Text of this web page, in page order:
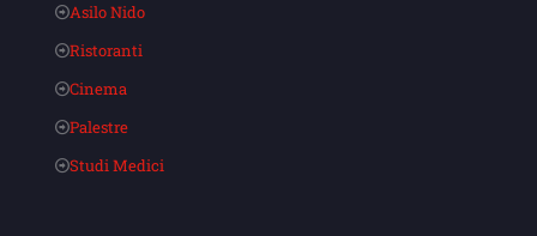
Asilo Nido
Ristoranti
Cinema
Palestre
Studi Medici